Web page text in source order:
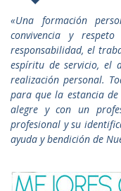
«Una formación
convivencia y
responsabilidad, el
espíritu de servicio, el
realización personal.
para que la estancia
alegre y con un
profesional y su
ayuda y bendición de